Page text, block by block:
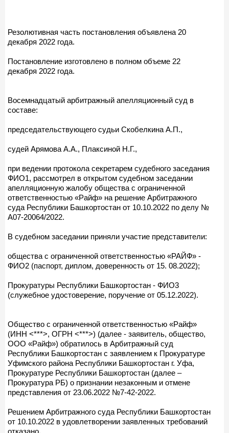
Резолютивная часть постановления объявлена 20
декабря 2022 года.
Постановление изготовлено в полном объеме 22
декабря 2022 года.
Восемнадцатый арбитражный апелляционный суд в
составе:
председательствующего судьи Скобелкина А.П.,
судей Арямова А.А., Плаксиной Н.Г.,
при ведении протокола секретарем судебного заседания
ФИО1, рассмотрел в открытом судебном заседании
апелляционную жалобу общества с ограниченной
ответственностью «Райф» на решение Арбитражного
суда Республики Башкортостан от 10.10.2022 по делу №
А07-20064/2022.
В судебном заседании приняли участие представители:
общества с ограниченной ответственностью «РАЙФ» -
ФИО2 (паспорт, диплом, доверенность от 15. 08.2022);
Прокуратуры Республики Башкортостан - ФИО3
(служебное удостоверение, поручение от 05.12.2022).
Общество с ограниченной ответственностью «Райф»
(ИНН <***>, ОГРН <***>) (далее - заявитель, общество,
ООО «Райф») обратилось в Арбитражный суд
Республики Башкортостан с заявлением к Прокуратуре
Уфимского района Республики Башкортостан г. Уфа,
Прокуратуре Республики Башкортостан (далее –
Прокуратура РБ) о признании незаконным и отмене
представления от 23.06.2022 №7-42-2022.
Решением Арбитражного суда Республики Башкортостан
от 10.10.2022 в удовлетворении заявленных требований
отказано.